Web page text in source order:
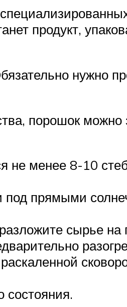
продукт,
нужно
порошок можно
не менее 8-10
под прямыми
сырье на
состояния.